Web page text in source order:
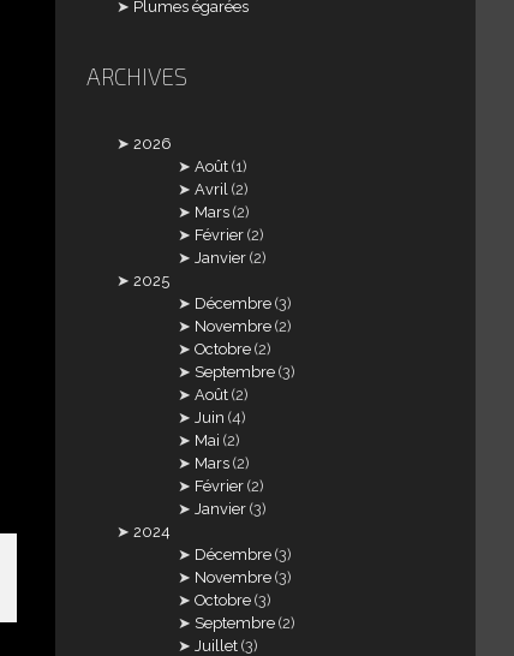
Plumes égarées
ARCHIVES
2026
Août (1)
Avril (2)
Mars (2)
Février (2)
Janvier (2)
2025
Décembre (3)
Novembre (2)
Octobre (2)
Septembre (3)
Août (2)
Juin (4)
Mai (2)
Mars (2)
Février (2)
Janvier (3)
2024
Décembre (3)
Novembre (3)
Octobre (3)
Septembre (2)
Juillet (3)